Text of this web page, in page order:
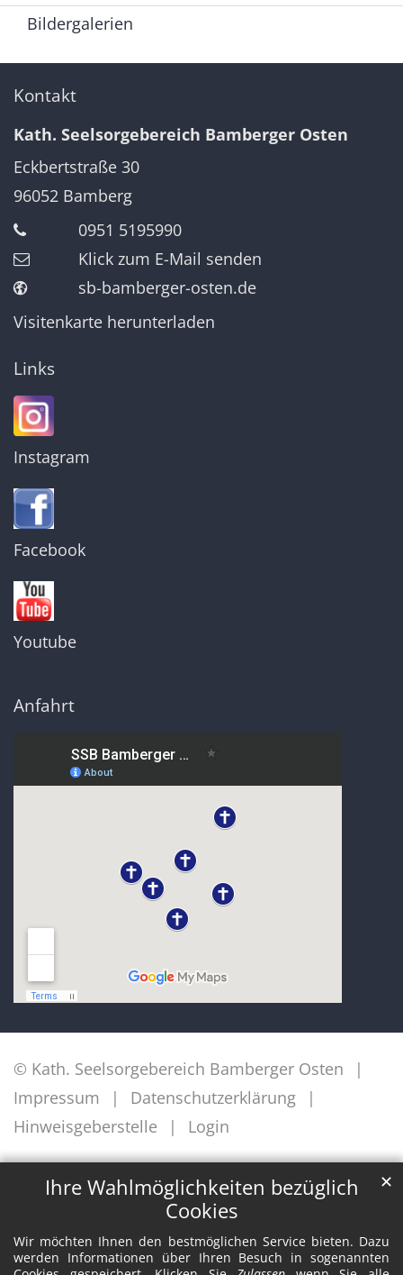
Ihre Wahlmöglichkeiten bezüglich
Cookies
Wir möchten Ihnen den bestmöglichen Service bieten. Dazu
werden Informationen über Ihren Besuch in sogenannten
✕
Bildergalerien
Kontakt
Kath. Seelsorgebereich Bamberger Osten
Eckbertstraße 30
96052 Bamberg
0951 5195990
Klick zum E-Mail senden
sb-bamberger-osten.de
Visitenkarte herunterladen
Links
Instagram
Facebook
Youtube
Anfahrt
© Kath. Seelsorgebereich Bamberger Osten
Impressum
Datenschutzerklärung
Hinweisgeberstelle
Login